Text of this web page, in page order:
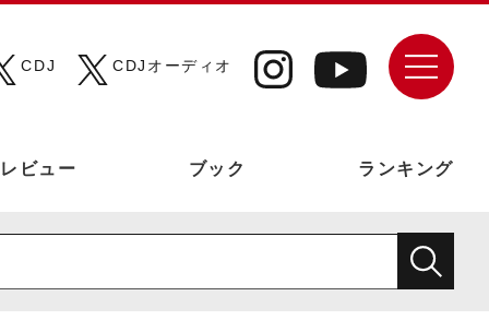
CDJ
CDJオーディオ
レビュー ブック ランキング